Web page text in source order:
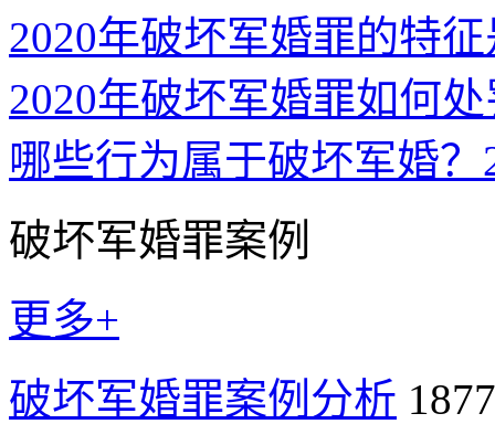
2020年破坏军婚罪的特
2020年破坏军婚罪如何
哪些行为属于破坏军婚
破坏军婚罪案例
更多+
破坏军婚罪案例分析